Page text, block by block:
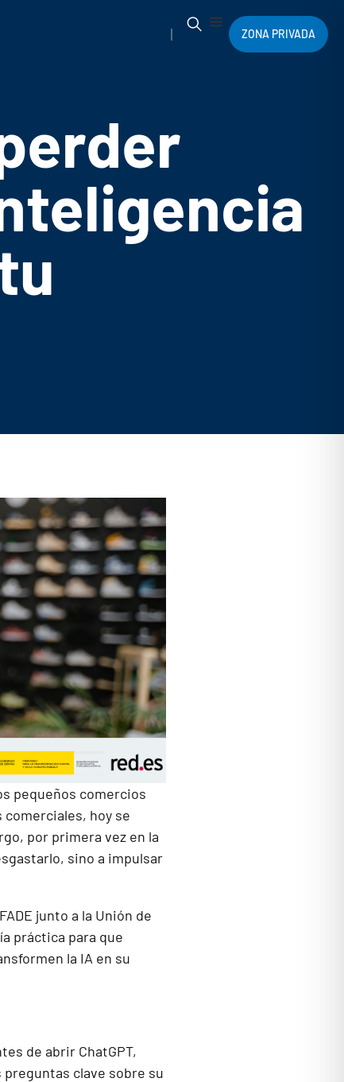
ZONA PRIVADA
pequeños comercios
hoy se
por primera vez en la
sino a impulsar
junto a la Unión de
práctica para que
la IA en su
de abrir ChatGPT,
clave sobre su